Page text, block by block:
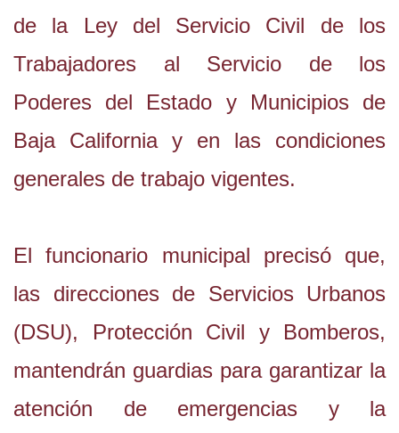
de la Ley del Servicio Civil de los
Trabajadores al Servicio de los
Poderes del Estado y Municipios de
Baja California y en las condiciones
generales de trabajo vigentes.
El funcionario municipal precisó que,
las direcciones de Servicios Urbanos
(DSU), Protección Civil y Bomberos,
mantendrán guardias para garantizar la
atención de emergencias y la